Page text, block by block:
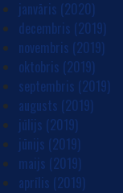
janvāris (2020)
decembris (2019)
novembris (2019)
oktobris (2019)
septembris (2019)
augusts (2019)
jūlijs (2019)
jūnijs (2019)
maijs (2019)
aprīlis (2019)